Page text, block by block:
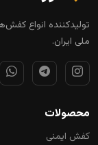
تولیدکننده انواع
ملی ایران.
محصولات
کفش ایمنی